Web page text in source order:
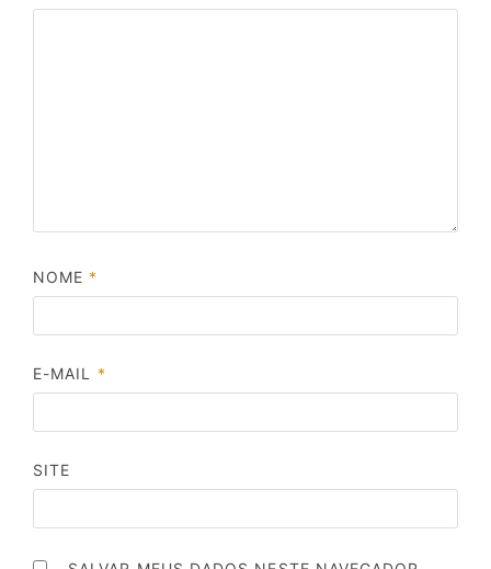
NOME *
E-MAIL *
SITE